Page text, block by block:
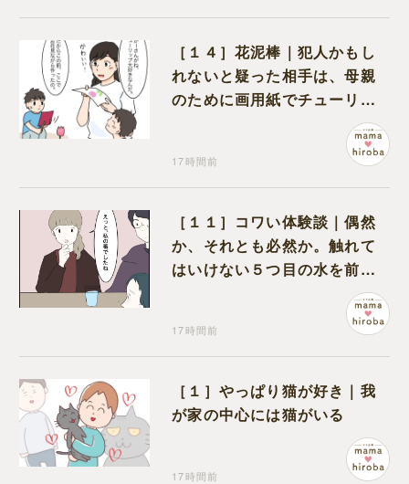
［１４］花泥棒｜犯人かもし
れないと疑った相手は、母親
のために画用紙でチューリッ
プを作っていただけだった
17時間前
［１１］コワい体験談｜偶然
か、それとも必然か。触れて
はいけない５つ目の水を前に
17時間前
［１］やっぱり猫が好き｜我
が家の中心には猫がいる
17時間前